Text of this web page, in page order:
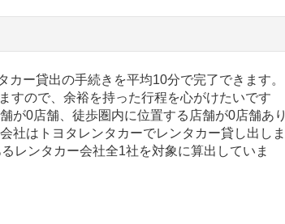
ー貸出の手続きを平均10分で完了できます。
すので、余裕を持った行程を心がけたいです
が0店舗、徒歩圏内に位置する店舗が0店舗あり
社はトヨタレンタカーでレンタカー貸し出しま
レンタカー会社全1社を対象に算出していま